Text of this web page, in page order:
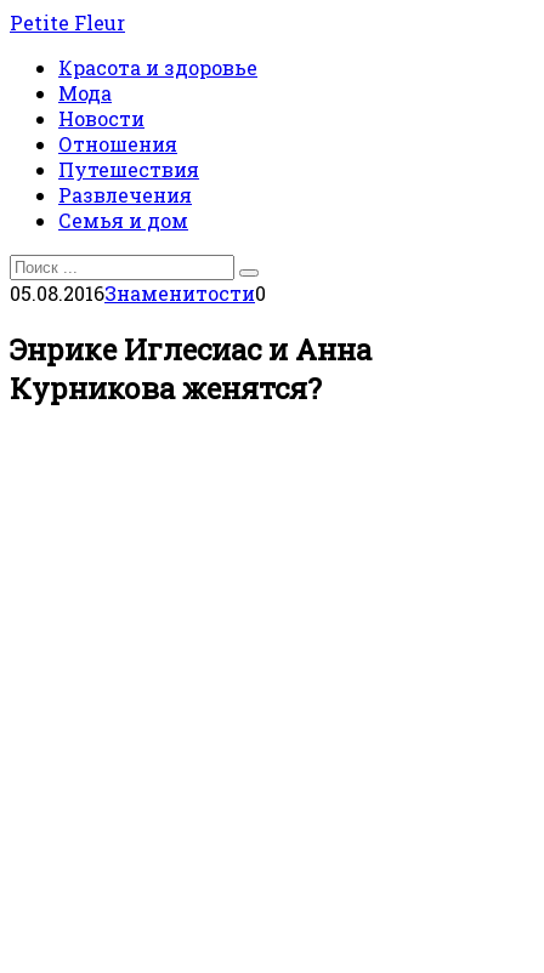
Перейти
контенту
Petite Fleur
Красота и здоровье
Мода
Новости
Отношения
Путешествия
Развлечения
Семья и дом
Search
for:
05.08.2016Знаменитости0
Энрике Иглесиас и Анна
Курникова женятся?